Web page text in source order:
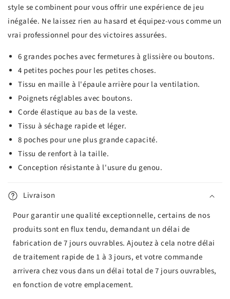
style se combinent pour vous offrir une expérience de jeu
inégalée. Ne laissez rien au hasard et équipez-vous comme un
vrai professionnel pour des victoires assurées.
6 grandes poches avec fermetures à glissière ou boutons.
4 petites poches pour les petites choses.
Tissu en maille à l'épaule arrière pour la ventilation.
Poignets réglables avec boutons.
Corde élastique au bas de la veste.
Tissu à séchage rapide et léger.
8 poches pour une plus grande capacité.
Tissu de renfort à la taille.
Conception résistante à l'usure du genou.
Livraison
Pour garantir une qualité exceptionnelle, certains de nos
produits sont en flux tendu, demandant un délai de
fabrication de 7 jours ouvrables. Ajoutez à cela notre délai
de traitement rapide de 1 à 3 jours, et votre commande
arrivera chez vous dans un délai total de 7 jours ouvrables,
en fonction de votre emplacement.